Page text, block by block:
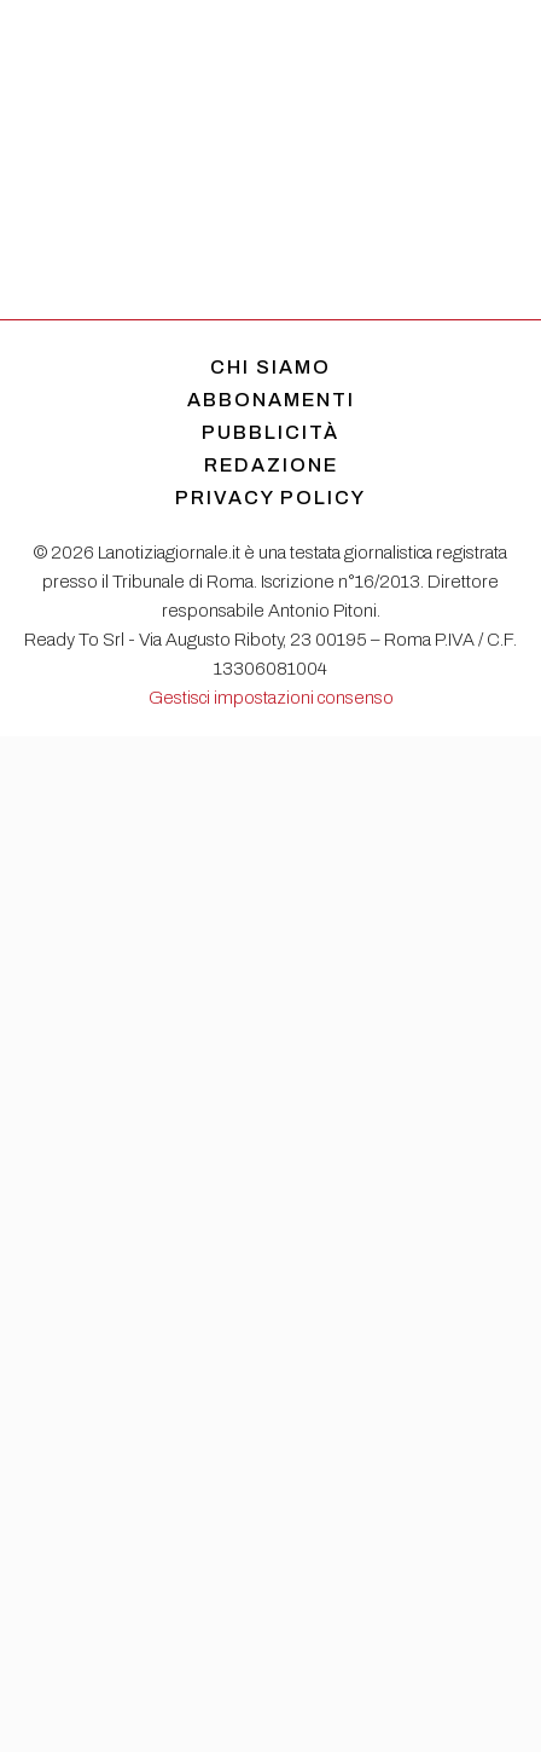
CHI SIAMO
ABBONAMENTI
PUBBLICITÀ
REDAZIONE
PRIVACY POLICY
© 2026 Lanotiziagiornale.it è una testata giornalistica registrata
presso il Tribunale di Roma. Iscrizione n°16/2013. Direttore
responsabile Antonio Pitoni.
Ready To Srl - Via Augusto Riboty, 23 00195 – Roma P.IVA / C.F.
13306081004
Gestisci impostazioni consenso